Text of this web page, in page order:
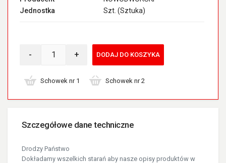
Jednostka
Szt. (Sztuka)
- + DODAJ DO KOSZYKA
Schowek nr 1 Schowek nr 2
Szczegółowe dane techniczne
Drodzy Państwo
Dokładamy wszelkich starań aby nasze opisy produktów w